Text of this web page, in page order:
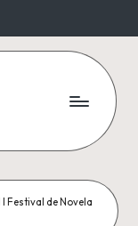
Festival de Novela